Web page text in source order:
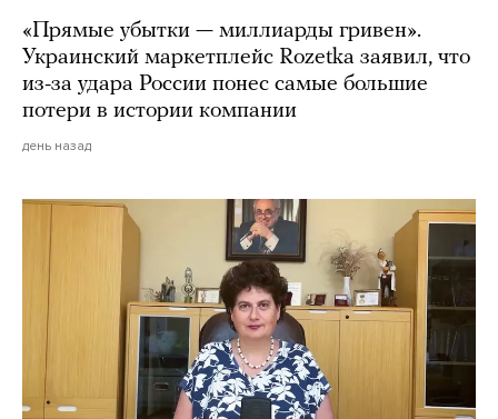
«Прямые убытки — миллиарды гривен».
Украинский маркетплейс Rozetka заявил, что
из-за удара России понес самые большие
потери в истории компании
день назад